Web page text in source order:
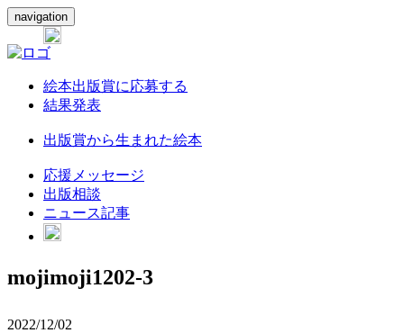
navigation
絵本出版賞に応募する
結果発表
出版賞から生まれた絵本
応援メッセージ
出版相談
ニュース記事
mojimoji1202-3
2022/12/02